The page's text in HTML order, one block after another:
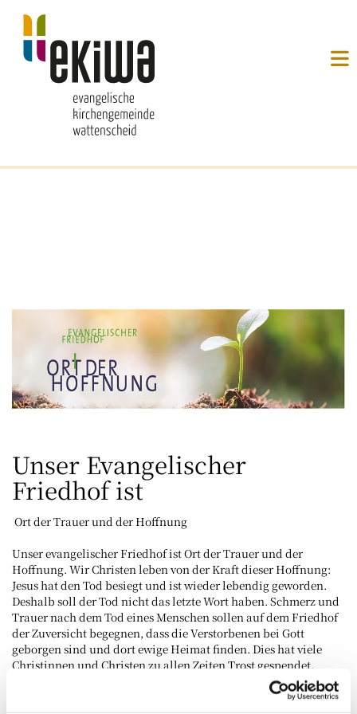
Unser Evangelischer
Friedhof ist
Ort der Trauer und der Hoffnung
Unser evangelischer Friedhof ist Ort der Trauer und der
Hoffnung. Wir Christen leben von der Kraft dieser Hoffnung:
Jesus hat den Tod besiegt und ist wieder lebendig geworden.
Deshalb soll der Tod nicht das letzte Wort haben. Schmerz und
Trauer nach dem Tod eines Menschen sollen auf dem Friedhof
der Zuversicht begegnen, dass die Verstorbenen bei Gott
geborgen sind und dort ewige Heimat finden. Dies hat viele
Christinnen und Christen zu allen Zeiten Trost gespendet.